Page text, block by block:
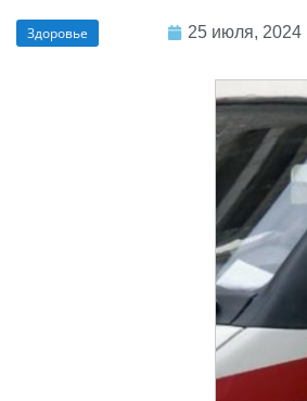
Здоровье 25 июля, 2024